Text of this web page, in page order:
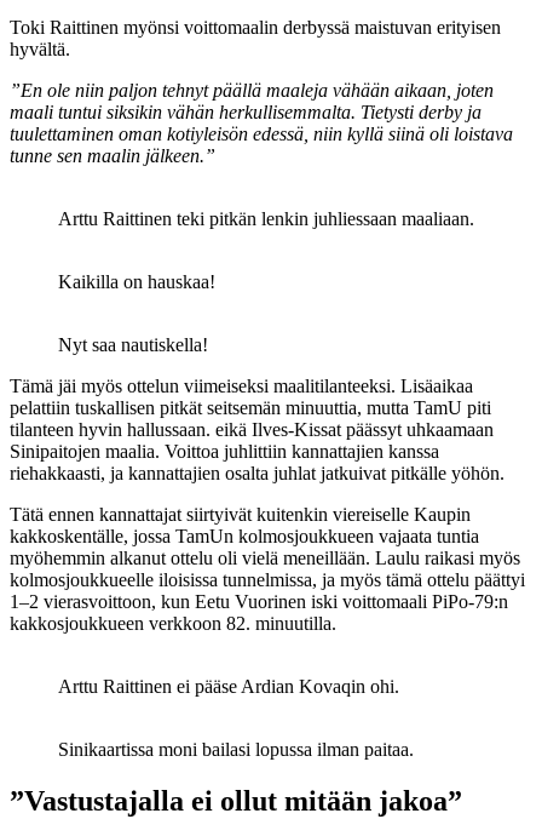
Toki Raittinen myönsi voittomaalin derbyssä maistuvan erityisen
hyvältä.
”En ole niin paljon tehnyt päällä maaleja vähään aikaan, joten
maali tuntui siksikin vähän herkullisemmalta. Tietysti derby ja
tuulettaminen oman kotiyleisön edessä, niin kyllä siinä oli loistava
tunne sen maalin jälkeen.”
Arttu Raittinen teki pitkän lenkin juhliessaan maaliaan.
Kaikilla on hauskaa!
Nyt saa nautiskella!
Tämä jäi myös ottelun viimeiseksi maalitilanteeksi. Lisäaikaa
pelattiin tuskallisen pitkät seitsemän minuuttia, mutta TamU piti
tilanteen hyvin hallussaan. eikä Ilves-Kissat päässyt uhkaamaan
Sinipaitojen maalia. Voittoa juhlittiin kannattajien kanssa
riehakkaasti, ja kannattajien osalta juhlat jatkuivat pitkälle yöhön.
Tätä ennen kannattajat siirtyivät kuitenkin viereiselle Kaupin
kakkoskentälle, jossa TamUn kolmosjoukkueen vajaata tuntia
myöhemmin alkanut ottelu oli vielä meneillään. Laulu raikasi myös
kolmosjoukkueelle iloisissa tunnelmissa, ja myös tämä ottelu päättyi
1–2 vierasvoittoon, kun Eetu Vuorinen iski voittomaali PiPo-79:n
kakkosjoukkueen verkkoon 82. minuutilla.
Arttu Raittinen ei pääse Ardian Kovaqin ohi.
Sinikaartissa moni bailasi lopussa ilman paitaa.
”Vastustajalla ei ollut mitään jakoa”